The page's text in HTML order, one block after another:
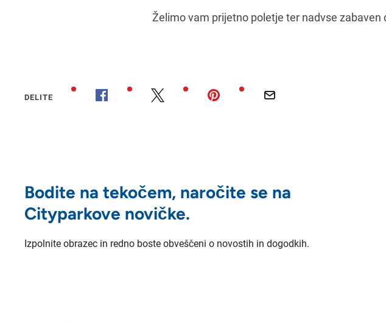
Želimo vam prijetno poletje ter nadvse zabaven
DELITE
Bodite na tekočem, naročite se na
Cityparkove novičke.
Izpolnite obrazec in redno boste obveščeni o novostih in dogodkih.